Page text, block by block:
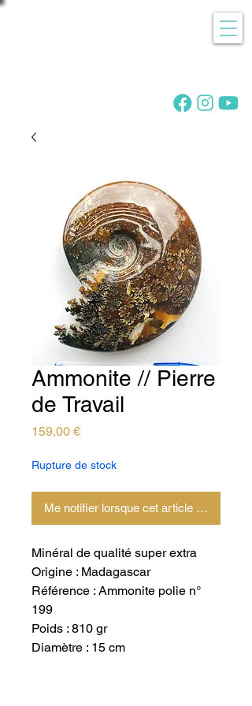
Ammonite // Pierre
de Travail
159,00 €Prix
Rupture de stock
Me notifier lorsque cet article est
Minéral de qualité super extra
Origine : Madagascar
Référence : Ammonite polie n°
199
Poids : 810 gr
Diamètre : 15 cm